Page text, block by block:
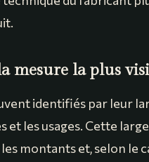
mesure la plus
identifiés par leur
et les usages. Cette
montants et, selon le